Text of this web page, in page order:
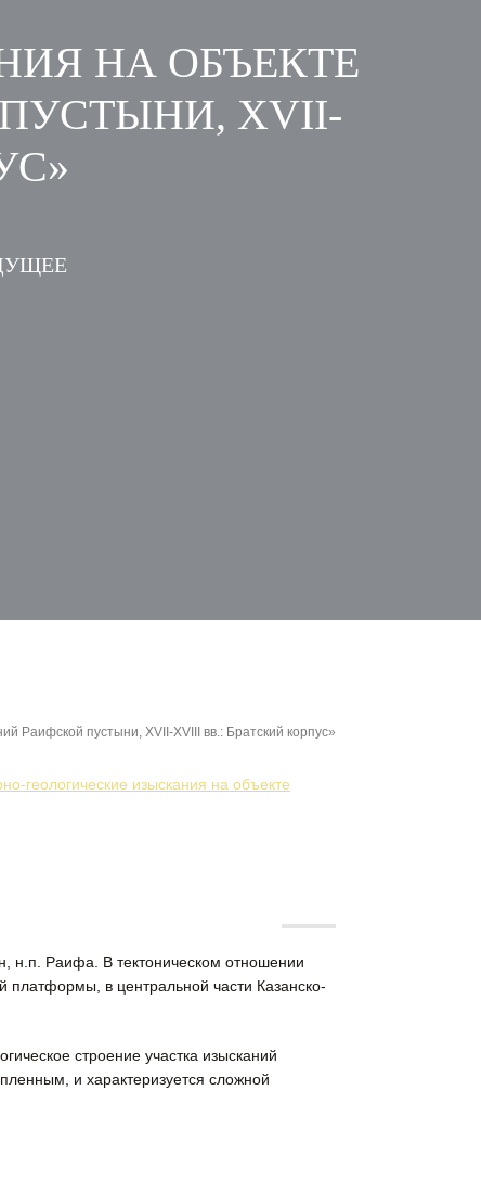
НА ОБЪЕКТЕ
XVII-
Раифской пустыни, XVII-XVIII вв.: Братский корпус»
геологические изыскания на объекте
н.п. Раифа. В тектоническом отношении
платформы, в центральной части Казанско-
строение участка изысканий
и характеризуется сложной